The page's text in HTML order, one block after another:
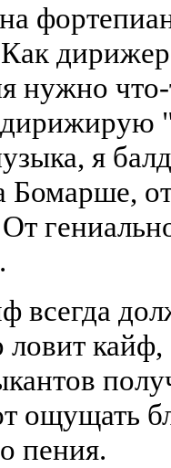
нужно
дирижирую
я
Бомарше,
всегда
кайф,
ощущать
пения.